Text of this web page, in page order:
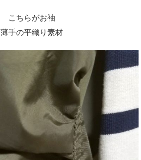
こちらがお袖
薄手の平織り素材